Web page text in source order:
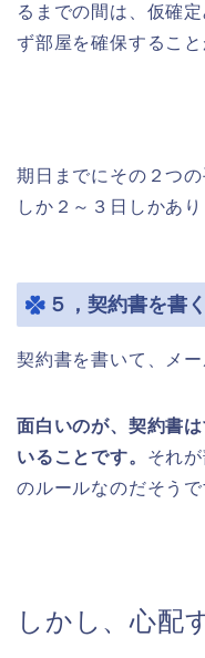
るまでの間は、仮確
ず部屋を確保すること
期日までにその２つ
しか２～３日しかあ
５，契約書を書く
契約書を書いて、メ
面白いのが、契約書
いることです。 それ
のルールなのだそうで
しかし、心配